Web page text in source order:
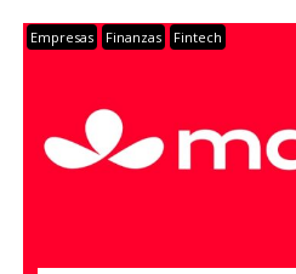
Empresas Finanzas Fintech